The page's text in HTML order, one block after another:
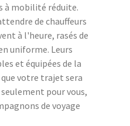
à mobilité réduite.
de chauffeurs
à l'heure, rasés de
uniforme. Leurs
et équipées de la
votre trajet sera
pour vous,
de voyage